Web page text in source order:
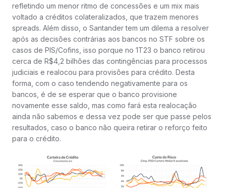
refletindo um menor ritmo de concessões e um mix mais
voltado a créditos colateralizados, que trazem menores
spreads. Além disso, o Santander tem um dilema a resolver
após as decisões contrárias aos bancos no STF sobre os
casos de PIS/Cofins, isso porque no 1T23 o banco retirou
cerca de R$4,2 bilhões das contingências para processos
judiciais e realocou para provisões para crédito. Desta
forma, com o caso tendendo negativamente para os
bancos, é de se esperar que o banco provisione
novamente esse saldo, mas como fará esta realocação
ainda não sabemos e dessa vez pode ser que passe pelos
resultados, caso o banco não queira retirar o reforço feito
para o crédito.